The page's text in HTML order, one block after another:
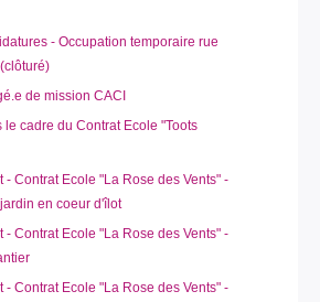
- Occupation temporaire rue
de mission CACI
le cadre du Contrat Ecole "Toots
- Contrat Ecole "La Rose des Vents" -
en coeur d'îlot
- Contrat Ecole "La Rose des Vents" -
- Contrat Ecole "La Rose des Vents" -